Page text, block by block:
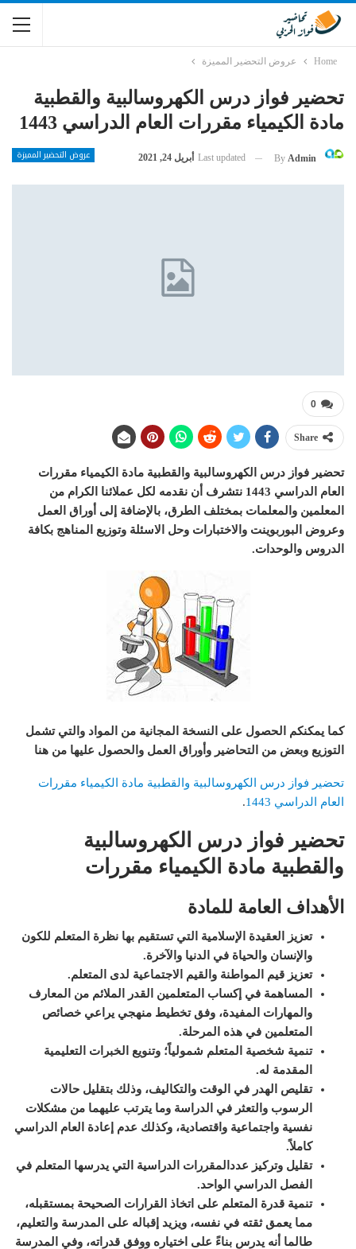
Home عروض التحضير المميزة
تحضير فواز درس الكهروسالبية والقطبية
مادة الكيمياء مقررات العام الدراسي 1443
عروض التحضير المميزة By Admin
Last updated أبريل 24, 2021
0
Share
تحضير فواز درس الكهروسالبية والقطبية مادة الكيمياء مقررات
العام الدراسي 1443 نتشرف أن نقدمه لكل عملائنا الكرام من
المعلمين والمعلمات بمختلف الطرق، بالإضافة إلى أوراق العمل
وعروض البوربوينت والاختبارات وحل الاسئلة وتوزيع المناهج بكافة
الدروس والوحدات.
كما يمكنكم الحصول على النسخة المجانية من المواد والتي تشمل
التوزيع وبعض من التحاضير وأوراق العمل والحصول عليها من هنا
تحضير فواز درس الكهروسالبية والقطبية مادة الكيمياء مقررات
العام الدراسي 1443
.
تحضير فواز درس الكهروسالبية
والقطبية مادة الكيمياء مقررات
الأهداف العامة للمادة
تعزيز العقيدة الإسلامية التي تستقيم بها نظرة المتعلم للكون
والإنسان والحياة في الدنيا والآخرة.
تعزيز قيم المواطنة والقيم الاجتماعية لدى المتعلم.
المساهمة في إكساب المتعلمين القدر الملائم من المعارف
والمهارات المفيدة، وفق تخطيط منهجي يراعي خصائص
المتعلمين في هذه المرحلة.
تنمية شخصية المتعلم شمولياً؛ وتنويع الخبرات التعليمية
المقدمة له.
تقليص الهدر في الوقت والتكاليف، وذلك بتقليل حالات
الرسوب والتعثر في الدراسة وما يترتب عليهما من مشكلات
نفسية واجتماعية واقتصادية، وكذلك عدم إعادة العام الدراسي
كاملاً.
تقليل وتركيز عدد المقررات
الدراسية التي يدرسها المتعلم في
الفصل الدراسي الواحد.
تنمية قدرة المتعلم على اتخاذ القرارات الصحيحة بمستقبله،
مما يعمق ثقته في نفسه، ويزيد إقباله على المدرسة والتعليم،
طالما أنه يدرس بناءً على اختياره ووفق قدراته، وفي المدرسة